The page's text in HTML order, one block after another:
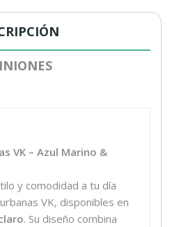
VK – Azul Marino &
y comodidad a tu día
VK, disponibles en
. Su diseño combina